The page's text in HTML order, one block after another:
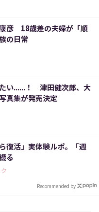
彦 18歳差の夫婦が「順
の日常
い......！ 津田健次郎、大
真集が発売決定
復活」実体験ルポ。「週
る
Recommended by